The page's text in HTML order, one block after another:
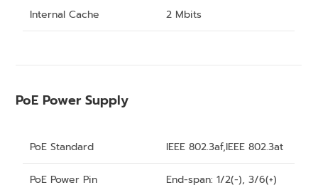
Internal Cache 2 Mbits
PoE Power Supply
PoE Standard IEEE 802.3af,IEEE 802.3at
PoE Power Pin End-span: 1/2(-), 3/6(+)